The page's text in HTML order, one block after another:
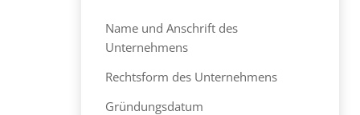
Name und Anschrift des
Unternehmens
Rechtsform des Unternehmens
Gründungsdatum